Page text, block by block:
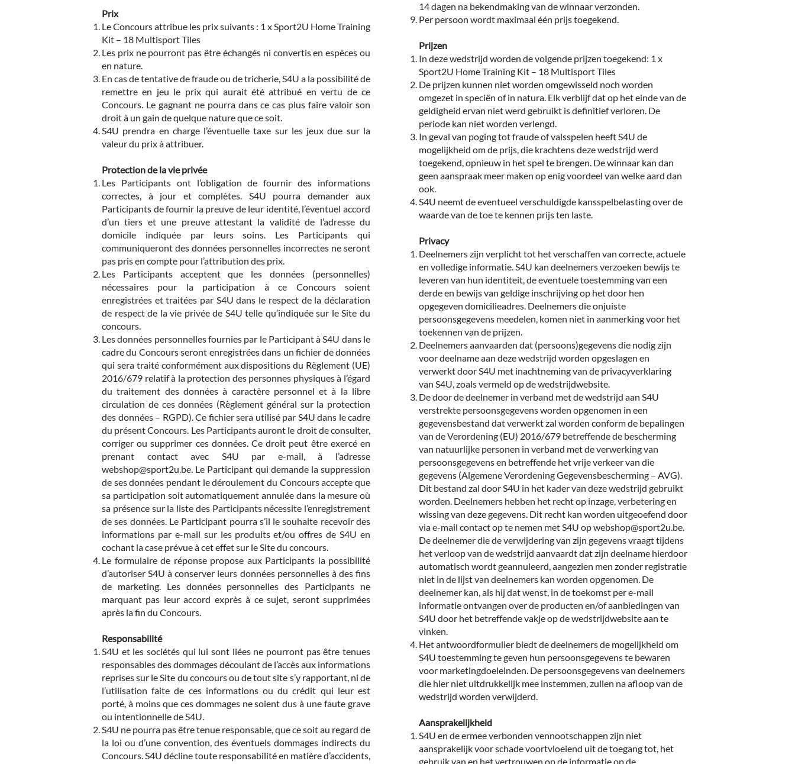
Prix
Le Concours attribue les prix suivants : 1 x Sport2U Home Training
Kit – 18 Multisport Tiles
Les prix ne pourront pas être échangés ni convertis en espèces ou
en nature.
En cas de tentative de fraude ou de tricherie, S4U a la possibilité de
remettre en jeu le prix qui aurait été attribué en vertu de ce
Concours. Le gagnant ne pourra dans ce cas plus faire valoir son
droit à un gain de quelque nature que ce soit.
S4U prendra en charge l’éventuelle taxe sur les jeux due sur la
valeur du prix à attribuer.
Protection de la vie privée
Les Participants ont l’obligation de fournir des informations
correctes, à jour et complètes. S4U pourra demander aux
Participants de fournir la preuve de leur identité, l’éventuel accord
d’un tiers et une preuve attestant la validité de l’adresse du
domicile indiquée par leurs soins. Les Participants qui
communiqueront des données personnelles incorrectes ne seront
pas pris en compte pour l’attribution des prix.
Les Participants acceptent que les données (personnelles)
nécessaires pour la participation à ce Concours soient
enregistrées et traitées par S4U dans le respect de la déclaration
de respect de la vie privée de S4U telle qu’indiquée sur le Site du
concours.
Les données personnelles fournies par le Participant à S4U dans le
cadre du Concours seront enregistrées dans un fichier de données
qui sera traité conformément aux dispositions du Règlement (UE)
2016/679 relatif à la protection des personnes physiques à l’égard
du traitement des données à caractère personnel et à la libre
circulation de ces données (Règlement général sur la protection
des données – RGPD). Ce fichier sera utilisé par S4U dans le cadre
du présent Concours. Les Participants auront le droit de consulter,
corriger ou supprimer ces données. Ce droit peut être exercé en
prenant contact avec S4U par e-mail, à l’adresse
webshop@sport2u.be. Le Participant qui demande la suppression
de ses données pendant le déroulement du Concours accepte que
sa participation soit automatiquement annulée dans la mesure où
sa présence sur la liste des Participants nécessite l’enregistrement
de ses données. Le Participant pourra s’il le souhaite recevoir des
informations par e-mail sur les produits et/ou offres de S4U en
cochant la case prévue à cet effet sur le Site du concours.
Le formulaire de réponse propose aux Participants la possibilité
d’autoriser S4U à conserver leurs données personnelles à des fins
de marketing. Les données personnelles des Participants ne
marquant pas leur accord exprès à ce sujet, seront supprimées
après la fin du Concours.
Responsabilité
S4U et les sociétés qui lui sont liées ne pourront pas être tenues
responsables des dommages découlant de l’accès aux informations
reprises sur le Site du concours ou de tout site s’y rapportant, ni de
l’utilisation faite de ces informations ou du crédit qui leur est
porté, à moins que ces dommages ne soient dus à une faute grave
ou intentionnelle de S4U.
S4U ne pourra pas être tenue responsable, que ce soit au regard de
la loi ou d’une convention, des éventuels dommages indirects du
Concours. S4U décline toute responsabilité en matière d’accidents,
14 dagen na bekendmaking van de winnaar verzonden.
Per persoon wordt maximaal één prijs toegekend.
Prijzen
In deze wedstrijd worden de volgende prijzen toegekend: 1 x
Sport2U Home Training Kit – 18 Multisport Tiles
De prijzen kunnen niet worden omgewisseld noch worden
omgezet in speciën of in natura. Elk verblijf dat op het einde van de
geldigheid ervan niet werd gebruikt is definitief verloren. De
periode kan niet worden verlengd.
In geval van poging tot fraude of valsspelen heeft S4U de
mogelijkheid om de prijs, die krachtens deze wedstrijd werd
toegekend, opnieuw in het spel te brengen. De winnaar kan dan
geen aanspraak meer maken op enig voordeel van welke aard dan
ook.
S4U neemt de eventueel verschuldigde kansspelbelasting over de
waarde van de toe te kennen prijs ten laste.
Privacy
Deelnemers zijn verplicht tot het verschaffen van correcte, actuele
en volledige informatie. S4U kan deelnemers verzoeken bewijs te
leveren van hun identiteit, de eventuele toestemming van een
derde en bewijs van geldige inschrijving op het door hen
opgegeven domicilieadres. Deelnemers die onjuiste
persoonsgegevens meedelen, komen niet in aanmerking voor het
toekennen van de prijzen.
Deelnemers aanvaarden dat (persoons)gegevens die nodig zijn
voor deelname aan deze wedstrijd worden opgeslagen en
verwerkt door S4U met inachtneming van de privacyverklaring
van S4U, zoals vermeld op de wedstrijdwebsite.
De door de deelnemer in verband met de wedstrijd aan S4U
verstrekte persoonsgegevens worden opgenomen in een
gegevensbestand dat verwerkt zal worden conform de bepalingen
van de Verordening (EU) 2016/679 betreffende de bescherming
van natuurlijke personen in verband met de verwerking van
persoonsgegevens en betreffende het vrije verkeer van die
gegevens (Algemene Verordening Gegevensbescherming – AVG).
Dit bestand zal door S4U in het kader van deze wedstrijd gebruikt
worden. Deelnemers hebben het recht op inzage, verbetering en
wissing van deze gegevens. Dit recht kan worden uitgeoefend door
via e-mail contact op te nemen met S4U opwebshop@sport2u.be.
De deelnemer die de verwijdering van zijn gegevens vraagt tijdens
het verloop van de wedstrijd aanvaardt dat zijn deelname hierdoor
automatisch wordt geannuleerd, aangezien men zonder registratie
niet in de lijst van deelnemers kan worden opgenomen. De
deelnemer kan, als hij dat wenst, in de toekomst per e-mail
informatie ontvangen over de producten en/of aanbiedingen van
S4U door het betreffende vakje op de wedstrijdwebsite aan te
vinken.
Het antwoordformulier biedt de deelnemers de mogelijkheid om
S4U toestemming te geven hun persoonsgegevens te bewaren
voor marketingdoeleinden. De persoonsgegevens van deelnemers
die hier niet uitdrukkelijk mee instemmen, zullen na afloop van de
wedstrijd worden verwijderd.
Aansprakelijkheid
S4U en de ermee verbonden vennootschappen zijn niet
aansprakelijk voor schade voortvloeiend uit de toegang tot, het
gebruik van en het vertrouwen op de informatie op de